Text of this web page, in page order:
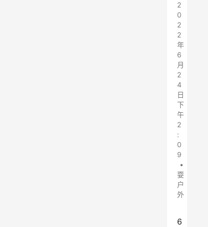
2
0
2
2
年
6
月
2
4
日
下
午
2
:
0
9
•
耍
户
外
6